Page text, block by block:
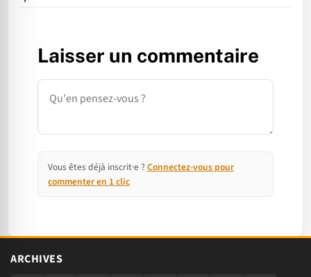
Laisser un commentaire
Commentaire
Vous êtes déjà inscrit·e ? Connectez-vous pour
commenter en 1 clic
ARCHIVES